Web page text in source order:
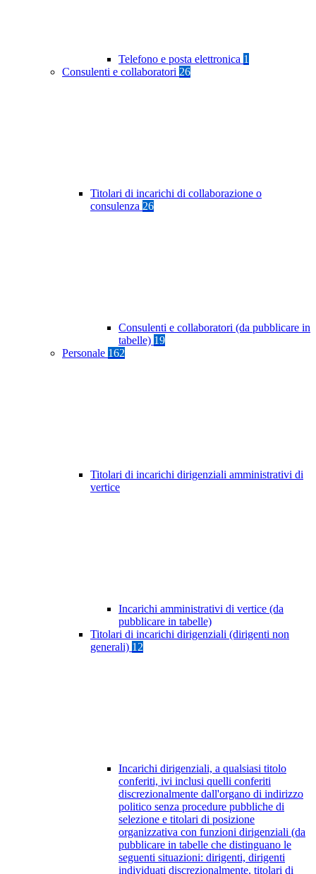
Telefono e posta elettronica 1
Consulenti e collaboratori 26
Titolari di incarichi di collaborazione o
consulenza 26
Consulenti e collaboratori (da pubblicare in
tabelle) 19
Personale 162
Titolari di incarichi dirigenziali amministrativi di
vertice
Incarichi amministrativi di vertice (da
pubblicare in tabelle)
Titolari di incarichi dirigenziali (dirigenti non
generali) 12
Incarichi dirigenziali, a qualsiasi titolo
conferiti, ivi inclusi quelli conferiti
discrezionalmente dall'organo di indirizzo
politico senza procedure pubbliche di
selezione e titolari di posizione
organizzativa con funzioni dirigenziali (da
pubblicare in tabelle che distinguano le
seguenti situazioni: dirigenti, dirigenti
individuati discrezionalmente, titolari di